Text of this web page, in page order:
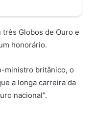
Globos de Ouro e
honorário.
ministro britânico, o
a longa carreira da
nacional”.